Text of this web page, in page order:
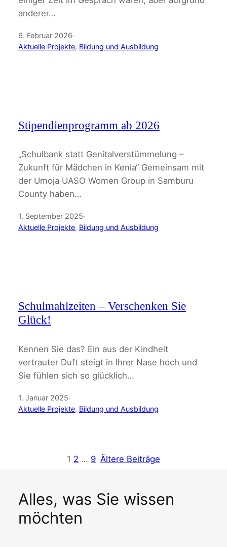
anderer…
6. Februar 2026·
Aktuelle Projekte, Bildung und Ausbildung
Stipendienprogramm ab 2026
„Schulbank statt Genitalverstümmelung –
Zukunft für Mädchen in Kenia“ Gemeinsam mit
der Umoja UASO Women Group in Samburu
County haben…
1. September 2025·
Aktuelle Projekte, Bildung und Ausbildung
Schulmahlzeiten – Verschenken Sie
Glück!
Kennen Sie das? Ein aus der Kindheit
vertrauter Duft steigt in Ihrer Nase hoch und
Sie fühlen sich so glücklich…
1. Januar 2025·
Aktuelle Projekte, Bildung und Ausbildung
1 2 … 9 Ältere Beiträge
Alles, was Sie wissen
möchten